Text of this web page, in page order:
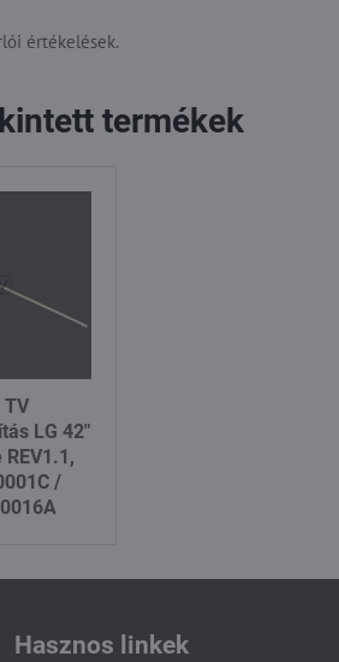
értékelések.
termékek
TV
LG 42"
REV1.1,
/
Hasznos linkek